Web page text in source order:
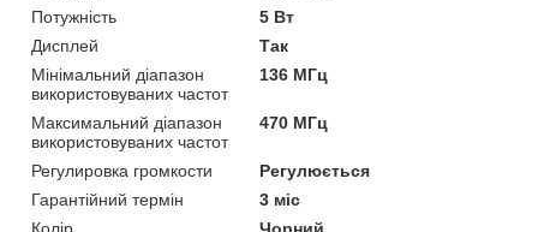
Потужність
5 Вт
Дисплей
Так
Мінімальний діапазон
використовуваних частот
136 МГц
Максимальний діапазон
використовуваних частот
470 МГц
Регулировка громкости
Регулюється
Гарантійний термін
3 міс
Колір
Чорний